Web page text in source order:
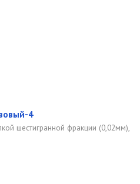
4
шестигранной фракции (0,02мм),